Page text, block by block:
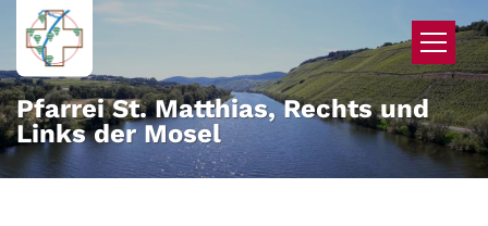
Zum Inhalt springen
Pfarrei St. Matthias, Rechts und
Links der Mosel